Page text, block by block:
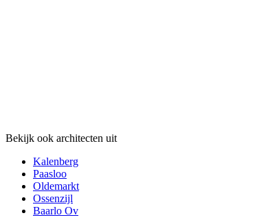
Bekijk ook architecten uit
Kalenberg
Paasloo
Oldemarkt
Ossenzijl
Baarlo Ov